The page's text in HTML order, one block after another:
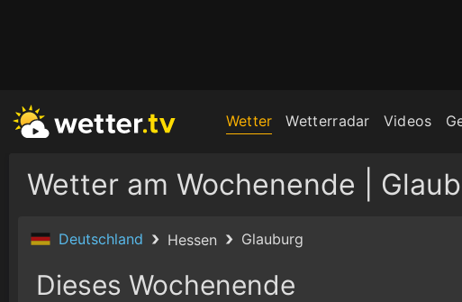
Wetter Wetterradar Videos
Wetter am Wochenende |
Deutschland Hessen Glauburg
Dieses Wochenende